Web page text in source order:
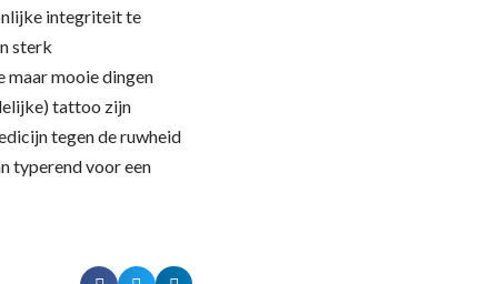
integriteit te
sterk
maar mooie dingen
tattoo zijn
tegen de ruwheid
typerend voor een